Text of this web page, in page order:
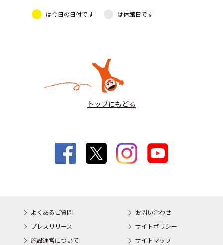
は今日の日付です は休館日です
トップにもどる
よくあるご質問
お問い合わせ
プレスリリース
サイトポリシー
施設運営について
サイトマップ